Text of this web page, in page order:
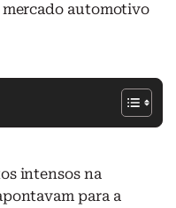
automotivo
intensos na
para a